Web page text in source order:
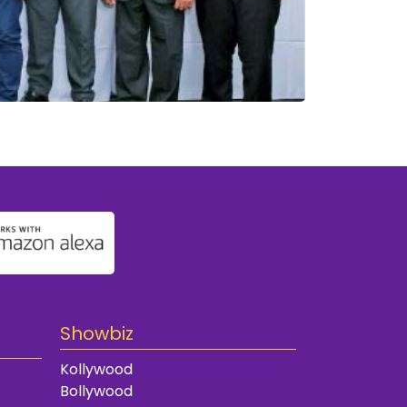
Showbiz
Kollywood
Bollywood